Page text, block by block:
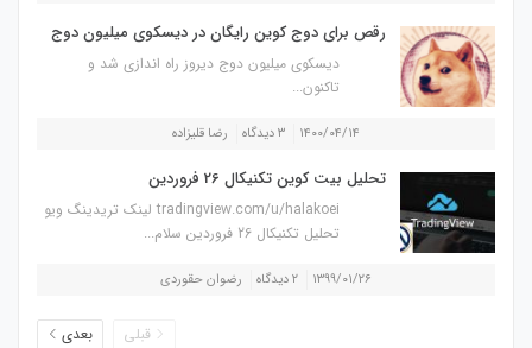
رقص برای دوج کوین رایگان در دیسکوی میلیون دوج
دیسکوی میلیون دوج دیروز راه اندازی شد و
تاکنون...
۱۴۰۰/۰۴/۱۴ ۳ دیدگاه رضا قلیزاده
تحلیل بیت کوین تکنیکال 26 فروردین
tradingview.com/u/halakoei لینک تریدینگ ویو
تحلیل تکنیکال 26 فروردین سلام...
۱۳۹۹/۰۱/۲۶ ۲ دیدگاه رضوان حقوردی
قبلی بعدی